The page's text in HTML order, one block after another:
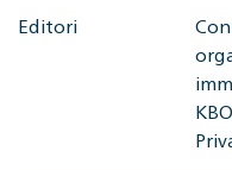
Editori